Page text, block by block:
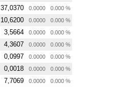
37,0370 0.0000 0.000 %
10,6200 0.0000 0.000 %
3,5664 0.0000 0.000 %
4,3607 0.0000 0.000 %
0,0997 0.0000 0.000 %
0,0018 0.0000 0.000 %
7,7069 0.0000 0.000 %